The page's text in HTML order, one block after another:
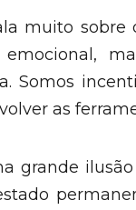
muito sobre
Somos
as
grande